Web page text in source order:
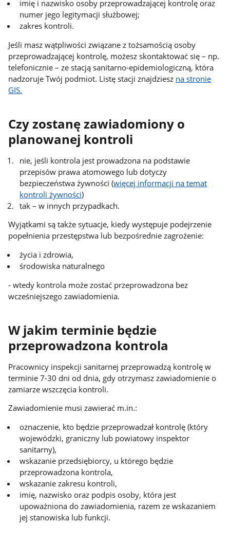
imię i nazwisko osoby przeprowadzającej kontrolę oraz
numer jego legitymacji służbowej;
zakres kontroli.
Jeśli masz wątpliwości związane z tożsamością osoby
przeprowadzającej kontrolę, możesz skontaktować się – np.
telefonicznie – ze stacją sanitarno-epidemiologiczną, która
nadzoruje Twój podmiot. Listę stacji znajdziesz na stronie
GIS.
Czy zostanę zawiadomiony o
planowanej kontroli
nie, jeśli kontrola jest prowadzona na podstawie
przepisów prawa atomowego lub dotyczy
bezpieczeństwa żywności (więcej informacji na temat
kontroli żywności)
tak – w innych przypadkach.
Wyjątkami są także sytuacje, kiedy występuje podejrzenie
popełnienia przestępstwa lub bezpośrednie zagrożenie:
życia i zdrowia,
środowiska naturalnego
- wtedy kontrola może zostać przeprowadzona bez
wcześniejszego zawiadomienia.
W jakim terminie będzie
przeprowadzona kontrola
Pracownicy inspekcji sanitarnej przeprowadzą kontrolę w
terminie 7-30 dni od dnia, gdy otrzymasz zawiadomienie o
zamiarze wszczęcia kontroli.
Zawiadomienie musi zawierać m.in.:
oznaczenie, kto będzie przeprowadzał kontrolę (który
wojewódzki, graniczny lub powiatowy inspektor
sanitarny),
wskazanie przedsiębiorcy, u którego będzie
przeprowadzona kontrola,
wskazanie zakresu kontroli,
imię, nazwisko oraz podpis osoby, która jest
upoważniona do zawiadomienia, razem ze wskazaniem
jej stanowiska lub funkcji.